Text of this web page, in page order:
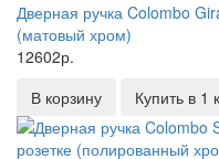
Дверная ручка Colombo
(матовый хром)
12602р.
В корзину
Купить в 1